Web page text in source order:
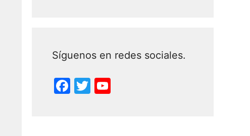
Síguenos en redes sociales.
F
T